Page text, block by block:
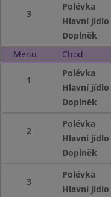
3
Polévka
Hlavní jídlo
Doplněk
Menu
Chod
1
Polévka
Hlavní jídlo
Doplněk
2
Polévka
Hlavní jídlo
Doplněk
3
Polévka
Hlavní jídlo